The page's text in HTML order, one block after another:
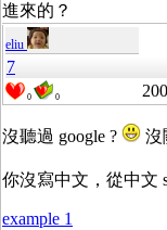
進來的？
eliu
7
0 0
沒聽過 google ? 沒
你沒寫中文，從中文
example 1